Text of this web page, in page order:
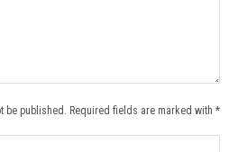
be published. Required fields are marked with *